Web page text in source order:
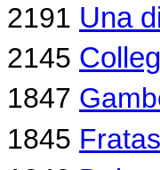
2191 Una
2145
1847
1845